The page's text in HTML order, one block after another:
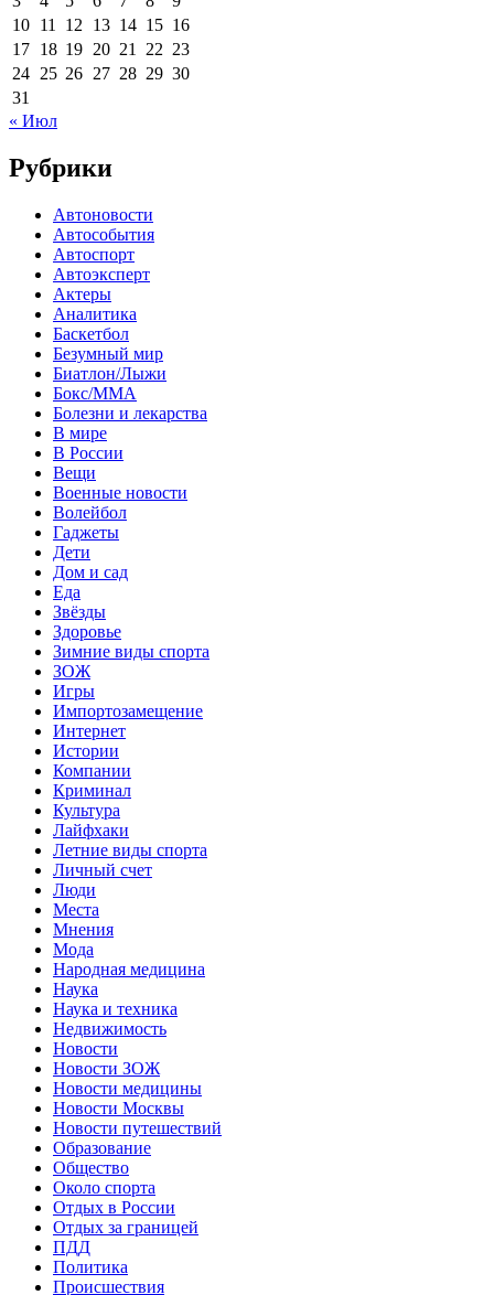
10 11 12 13 14 15 16
17 18 19 20 21 22 23
24 25 26 27 28 29 30
31
« Июл
Рубрики
Автоновости
Автособытия
Автоспорт
Автоэксперт
Актеры
Аналитика
Баскетбол
Безумный мир
Биатлон/Лыжи
Бокс/MMA
Болезни и лекарства
В мире
В России
Вещи
Военные новости
Волейбол
Гаджеты
Дети
Дом и сад
Еда
Звёзды
Здоровье
Зимние виды спорта
ЗОЖ
Игры
Импортозамещение
Интернет
Истории
Компании
Криминал
Культура
Лайфхаки
Летние виды спорта
Личный счет
Люди
Места
Мнения
Мода
Народная медицина
Наука
Наука и техника
Недвижимость
Новости
Новости ЗОЖ
Новости медицины
Новости Москвы
Новости путешествий
Образование
Общество
Около спорта
Отдых в России
Отдых за границей
ПДД
Политика
Происшествия